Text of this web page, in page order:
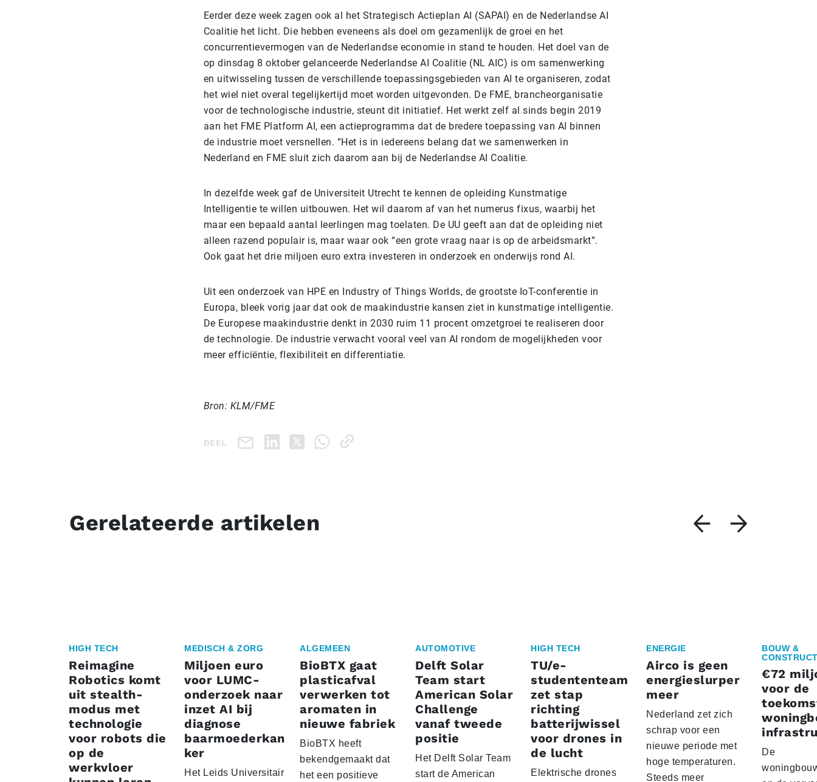
Eerder deze week zagen ook al het Strategisch Actieplan AI (SAPAI) en de Nederlandse AI
Coalitie het licht. Die hebben eveneens als doel om gezamenlijk de groei en het
concurrentievermogen van de Nederlandse economie in stand te houden. Het doel van de
op dinsdag 8 oktober gelanceerde Nederlandse AI Coalitie (NL AIC) is om samenwerking
en uitwisseling tussen de verschillende toepassingsgebieden van AI te organiseren, zodat
het wiel niet overal tegelijkertijd moet worden uitgevonden. De FME, brancheorganisatie
voor de technologische industrie, steunt dit initiatief. Het werkt zelf al sinds begin 2019
aan het FME Platform AI, een actieprogramma dat de bredere toepassing van AI binnen
de industrie moet versnellen. “Het is in iedereens belang dat we samenwerken in
Nederland en FME sluit zich daarom aan bij de Nederlandse AI Coalitie.
In dezelfde week gaf de Universiteit Utrecht te kennen de opleiding Kunstmatige
Intelligentie te willen uitbouwen. Het wil daarom af van het numerus fixus, waarbij het
maar een bepaald aantal leerlingen mag toelaten. De UU geeft aan dat de opleiding niet
alleen razend populair is, maar waar ook “een grote vraag naar is op de arbeidsmarkt”.
Ook gaat het drie miljoen euro extra investeren in onderzoek en onderwijs rond AI.
Uit een onderzoek van HPE en Industry of Things Worlds, de grootste IoT-conferentie in
Europa, bleek vorig jaar dat ook de maakindustrie kansen ziet in kunstmatige intelligentie.
De Europese maakindustrie denkt in 2030 ruim 11 procent omzetgroei te realiseren door
de technologie. De industrie verwacht vooral veel van AI rondom de mogelijkheden voor
meer efficiëntie, flexibiliteit en differentiatie.
Bron: KLM/FME
DEEL
Gerelateerde artikelen
HIGH TECH
Reimagine
Robotics komt
uit stealth-
modus met
technologie
voor robots die
op de
werkvloer
MEDISCH & ZORG
Miljoen euro
voor LUMC-
onderzoek naar
inzet AI bij
diagnose
baarmoederkan
ker
Het Leids Universitair
ALGEMEEN
BioBTX gaat
plasticafval
verwerken tot
aromaten in
nieuwe fabriek
BioBTX heeft
bekendgemaakt dat
het een positieve
AUTOMOTIVE
Delft Solar
Team start
American Solar
Challenge
vanaf tweede
positie
Het Delft Solar Team
start de American
HIGH TECH
TU/e-
studententeam
zet stap
richting
batterijwissel
voor drones in
de lucht
Elektrische drones
ENERGIE
Airco is geen
energieslurper
meer
Nederland zet zich
schrap voor een
nieuwe periode met
hoge temperaturen.
Steeds meer
BOUW &
€72
voor de
De